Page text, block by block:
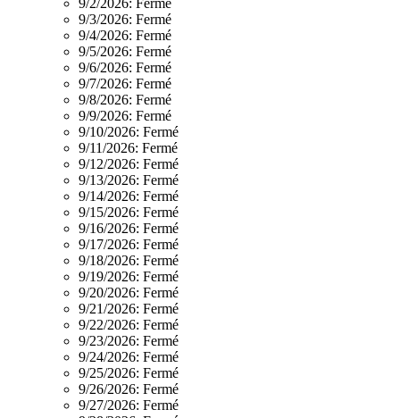
9/2/2026: Fermé
9/3/2026: Fermé
9/4/2026: Fermé
9/5/2026: Fermé
9/6/2026: Fermé
9/7/2026: Fermé
9/8/2026: Fermé
9/9/2026: Fermé
9/10/2026: Fermé
9/11/2026: Fermé
9/12/2026: Fermé
9/13/2026: Fermé
9/14/2026: Fermé
9/15/2026: Fermé
9/16/2026: Fermé
9/17/2026: Fermé
9/18/2026: Fermé
9/19/2026: Fermé
9/20/2026: Fermé
9/21/2026: Fermé
9/22/2026: Fermé
9/23/2026: Fermé
9/24/2026: Fermé
9/25/2026: Fermé
9/26/2026: Fermé
9/27/2026: Fermé